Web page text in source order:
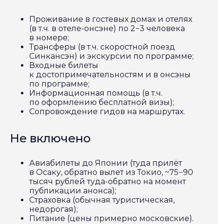
Проживание в гостевых домах и отелях
(в т.ч. в отеле-онсэне) по 2−3 человека
в номере;
Трансферы (в т.ч. скоростной поезд
Синкансэн) и экскурсии по программе;
Входные билеты
к достопримечательностям и в онсэны
по программе;
Информационная помощь (в т.ч.
по оформлению бесплатной визы);
Сопровождение гидов на маршрутах.
Не включено
Авиабилеты до Японии (туда прилёт
в Осаку, обратно вылет из Токио, ~75−90
тысяч рублей туда-обратно на момент
публикации анонса);
Страховка (обычная туристическая,
недорогая);
Питание (цены примерно московские).